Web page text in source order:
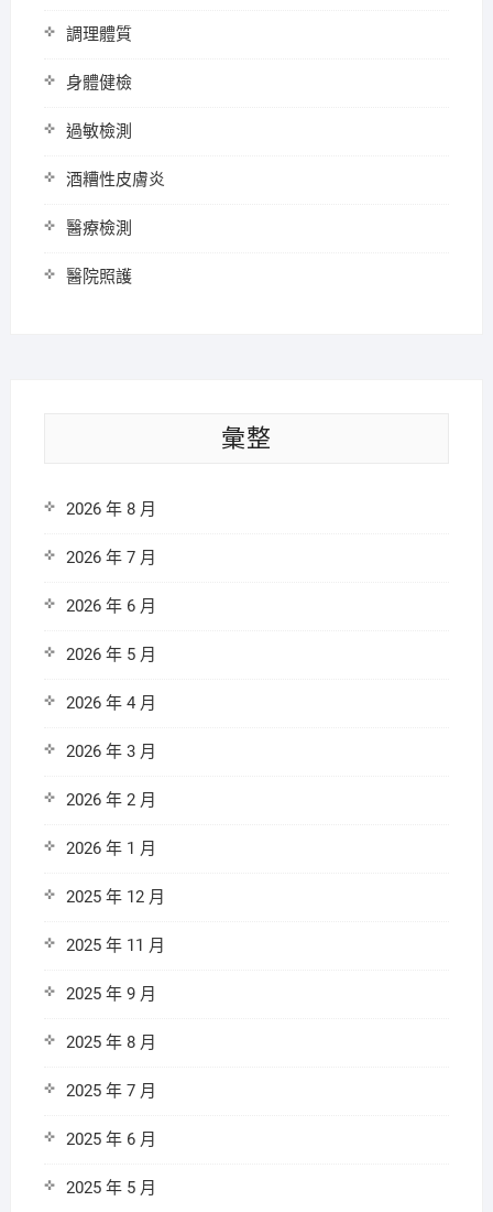
調理體質
身體健檢
過敏檢測
酒糟性皮膚炎
醫療檢測
醫院照護
彙整
2026 年 8 月
2026 年 7 月
2026 年 6 月
2026 年 5 月
2026 年 4 月
2026 年 3 月
2026 年 2 月
2026 年 1 月
2025 年 12 月
2025 年 11 月
2025 年 9 月
2025 年 8 月
2025 年 7 月
2025 年 6 月
2025 年 5 月